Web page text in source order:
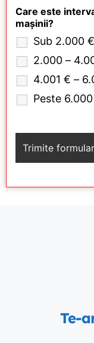
Care este
mașinii?
Sub 2.000 €
2.000 –
4.001 € –
Peste
Te-